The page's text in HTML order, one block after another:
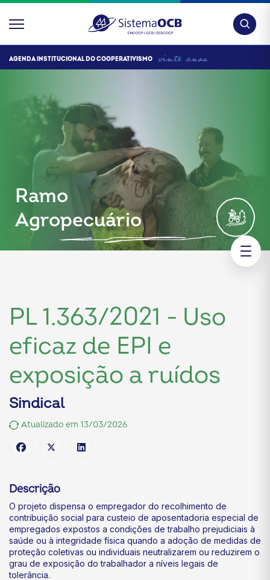
AGENDA INSTITUCIONAL DO COOPERATIVISMO
Ramo
Agropecuário
PL 1.363/2021 - Uso
eficaz de EPI e
exposição a ruídos
Sindical
Atualizado em 13/03/2026
Descrição
O projeto dispensa o empregador do recolhimento de
contribuição social para custeio de aposentadoria especial de
empregados expostos a condições de trabalho prejudiciais à
saúde ou à integridade física quando a adoção de medidas de
proteção coletivas ou individuais neutralizarem ou reduzirem o
grau de exposição do trabalhador a níveis legais de
tolerância.